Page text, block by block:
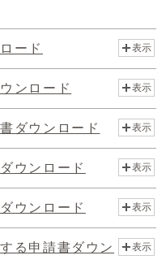
ード 表示
ンロード 表示
ダウンロード 表示
ウンロード 表示
ウンロード 表示
る申請書ダウン
表示